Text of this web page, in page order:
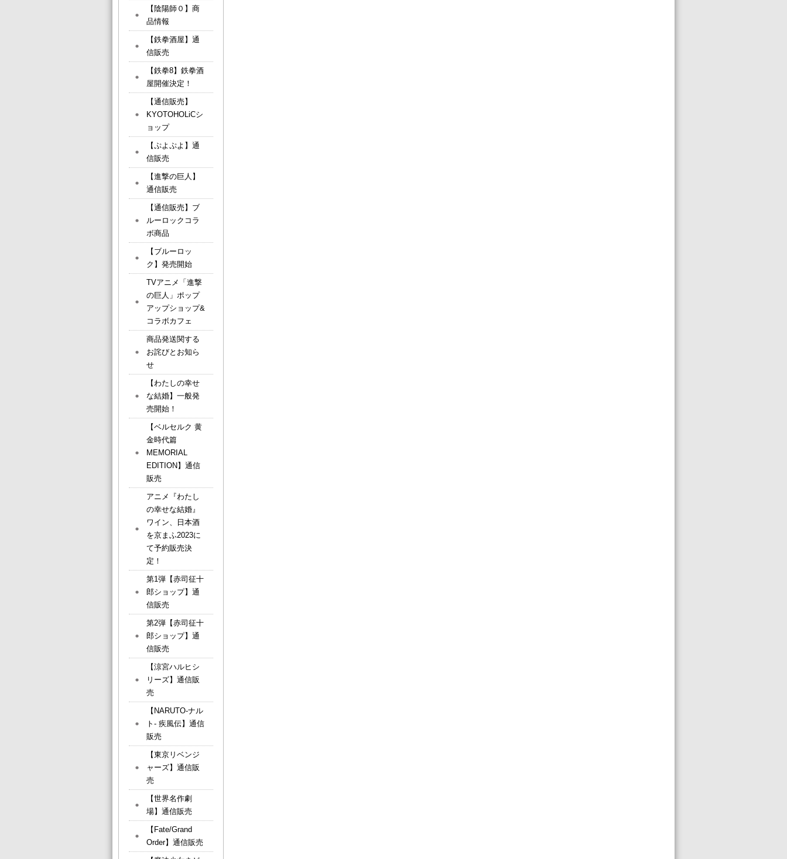
【陰陽師０】商
品情報
【鉄拳酒屋】通
信販売
【鉄拳8】鉄拳酒
屋開催決定！
【通信販売】
KYOTOHOLiCシ
ョップ
【ぷよぷよ】通
信販売
【進撃の巨人】
通信販売
【通信販売】ブ
ルーロックコラ
ボ商品
【ブルーロッ
ク】発売開始
TVアニメ「進撃
の巨人」ポップ
アップショップ&
コラボカフェ
商品発送関する
お詫びとお知ら
せ
【わたしの幸せ
な結婚】一般発
売開始！
【ベルセルク 黄
金時代篇
MEMORIAL
EDITION】通信
販売
アニメ『わたし
の幸せな結婚』
ワイン、日本酒
を京まふ2023に
て予約販売決
定！
第1弾【赤司征十
郎ショップ】通
信販売
第2弾【赤司征十
郎ショップ】通
信販売
【涼宮ハルヒシ
リーズ】通信販
売
【NARUTO-ナル
ト- 疾風伝】通信
販売
【東京リベンジ
ャーズ】通信販
売
【世界名作劇
場】通信販売
【Fate/Grand
Order】通信販売